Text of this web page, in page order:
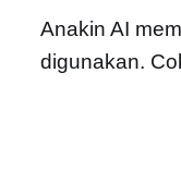
Anakin AI
digunakan.